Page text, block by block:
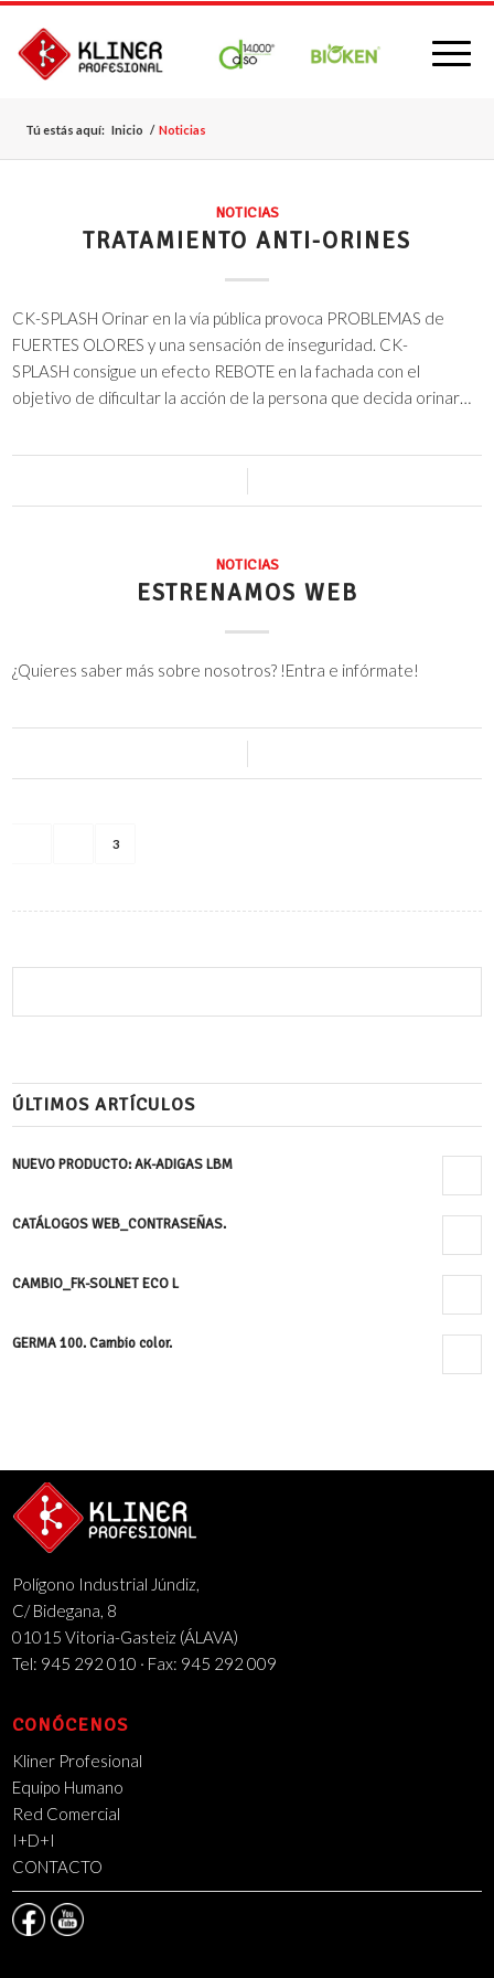
Tú estás aquí: Inicio / Noticias
NOTICIAS
TRATAMIENTO ANTI-ORINES
CK-SPLASH Orinar en la vía pública provoca PROBLEMAS de
FUERTES OLORES y una sensación de inseguridad. CK-
SPLASH consigue un efecto REBOTE en la fachada con el
objetivo de dificultar la acción de la persona que decida orinar…
NOTICIAS
ESTRENAMOS WEB
¿Quieres saber más sobre nosotros? !Entra e infórmate!
3
ÚLTIMOS ARTÍCULOS
NUEVO PRODUCTO: AK-ADIGAS LBM
CATÁLOGOS WEB_CONTRASEÑAS.
CAMBIO_FK-SOLNET ECO L
GERMA 100. Cambio color.
Polígono Industrial Júndiz,
C/ Bidegana, 8
01015 Vitoria-Gasteiz (ÁLAVA)
Tel: 945 292 010 · Fax: 945 292 009
CONÓCENOS
Kliner Profesional
Equipo Humano
Red Comercial
I+D+I
CONTACTO